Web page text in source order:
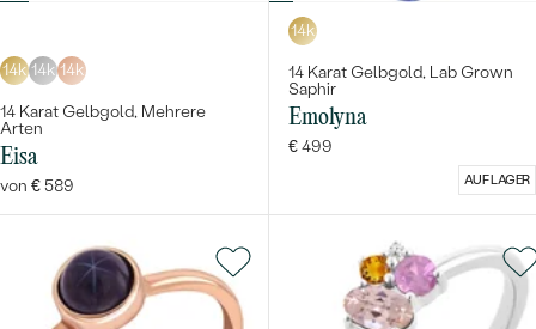
14k 14k 14k
14 Karat Gelbgold, Mehrere
Arten
Eisa
von € 589
14k
14 Karat Gelbgold, Lab Grown
Saphir
Emolyna
€ 499
AUF LAGER